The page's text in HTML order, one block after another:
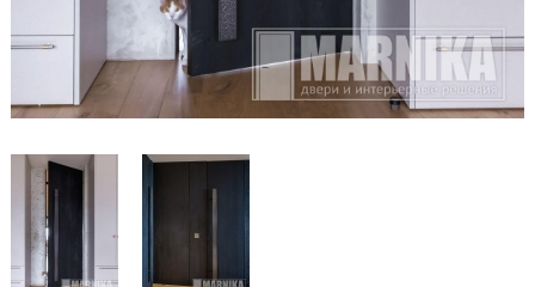
Маятниковые
Межкомнатные перегородки
Стеновые панели
Образцы межкомнатные
Фурнитура
Ручки дверные